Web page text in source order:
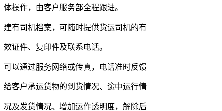
体操作，由客户服务部全程跟进。
建有司机档案，可随时提供货运司机的有
效证件、复印件及联系电话。
可以通过服务网络或传真，电话准时反馈
给客户承运货物的到货情况、途中运行情
况及发货情况、增加运作透明度，解除后